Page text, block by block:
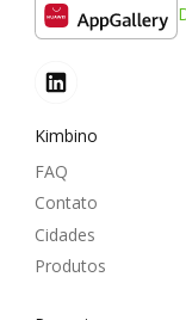
Kimbino
FAQ
Contato
Cidades
Produtos